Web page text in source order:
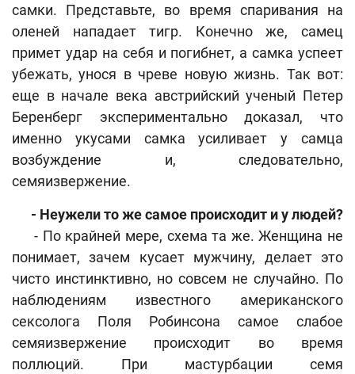
самки. Представьте, во время спаривания на
оленей нападает тигр. Конечно же, самец
примет удар на себя и погибнет, а самка успеет
убежать, унося в чреве новую жизнь. Так вот:
еще в начале века австрийский ученый Петер
Беренберг экспериментально доказал, что
именно укусами самка усиливает у самца
возбуждение и, следовательно,
семяизвержение.
- Неужели то же самое происходит и у людей?
- По крайней мере, схема та же. Женщина не
понимает, зачем кусает мужчину, делает это
чисто инстинктивно, но совсем не случайно. По
наблюдениям известного американского
сексолога Поля Робинсона самое слабое
семяизвержение происходит во время
поллюций. При мастурбации семя